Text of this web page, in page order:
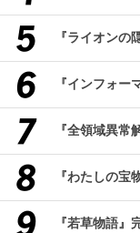
『ライオンの
『インフォー
『全領域異常
『わたしの
『若草物語』